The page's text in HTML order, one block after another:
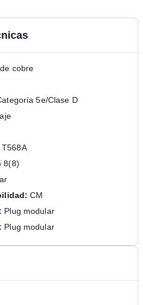
cobre
5e/Clase D
T568A
8(8)
CM
Plug modular
Plug modular